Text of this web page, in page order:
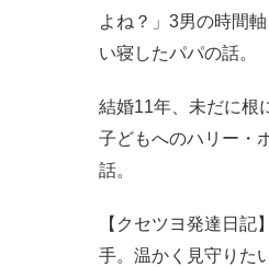
よね？」3男の時間
い寝したパパの話。
結婚11年、未だに根
子どもへのハリー・
話。
【クセツヨ発達日
手。温かく見守りた